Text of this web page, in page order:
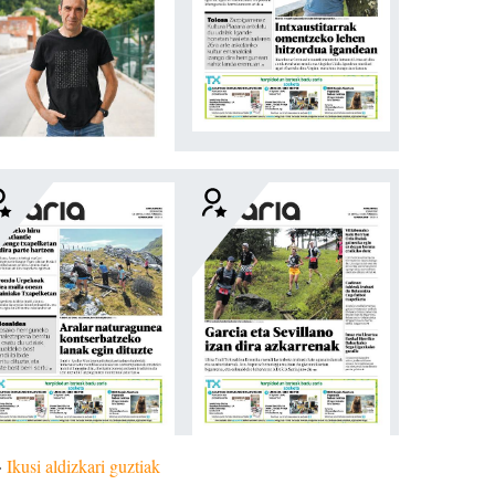
Ikusi aldizkari guztiak